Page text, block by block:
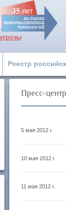
Реестр
Пресс-
5 мая 2012 г.
10 мая 2012 г.
11 мая 2012 г.